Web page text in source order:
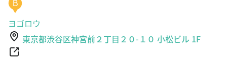
ヨゴロウ
東京都渋谷区神宮前２丁目２０-１０ 小松ビル 1F
https://tabelog.com/tokyo/A1306/A130601/13076645/